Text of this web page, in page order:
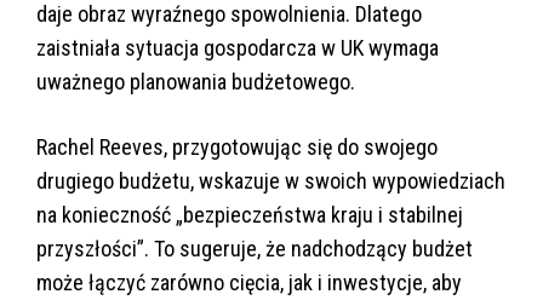
daje obraz wyraźnego spowolnienia. Dlatego
zaistniała sytuacja gospodarcza w UK wymaga
uważnego planowania budżetowego.
Rachel Reeves, przygotowując się do swojego
drugiego budżetu, wskazuje w swoich wypowiedziach
na konieczność „bezpieczeństwa kraju i stabilnej
przyszłości”. To sugeruje, że nadchodzący budżet
może łączyć zarówno cięcia, jak i inwestycje, aby